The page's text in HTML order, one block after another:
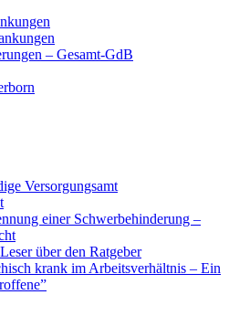
– Gesamt-GdB
Versorgungsamt
einer Schwerbehinderung –
über den Ratgeber
krank im Arbeitsverhältnis – Ein